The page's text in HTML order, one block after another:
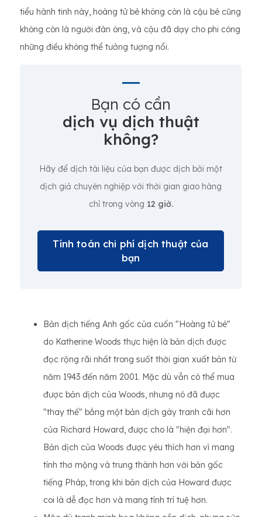
tiểu hành tinh này, hoàng tử bé không còn là cậu bé cũng
không còn là người đàn ông, và cậu đã dạy cho phi công
những điều không thể tưởng tượng nổi.
Bạn có cần
dịch vụ dịch thuật
không?
Hãy để dịch tài liệu của bạn được dịch bởi một
dịch giả chuyên nghiệp với thời gian giao hàng
chỉ trong vòng 12 giờ.
Tính toán chi phí dịch thuật của
bạn
Bản dịch tiếng Anh gốc của cuốn "Hoàng tử bé"
do Katherine Woods thực hiện là bản dịch được
đọc rộng rãi nhất trong suốt thời gian xuất bản từ
năm 1943 đến năm 2001. Mặc dù vẫn có thể mua
được bản dịch của Woods, nhưng nó đã được
"thay thế" bằng một bản dịch gây tranh cãi hơn
của Richard Howard, được cho là "hiện đại hơn".
Bản dịch của Woods được yêu thích hơn vì mang
tính thơ mộng và trung thành hơn với bản gốc
tiếng Pháp, trong khi bản dịch của Howard được
coi là dễ đọc hơn và mang tính trí tuệ hơn.